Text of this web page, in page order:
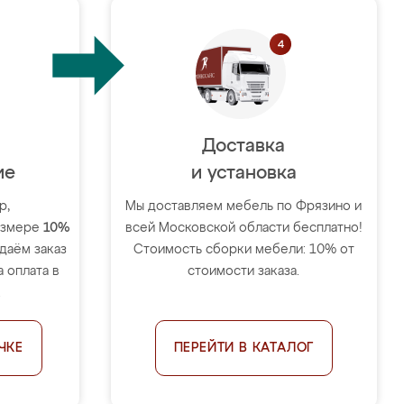
10%
заказ
оплата в
Доставка
и установка
Мы доставляем мебель по Фрязино и
всей Московской области бесплатно!
Стоимость сборки мебели: 10% от
стоимости заказа.
ПЕРЕЙТИ В КАТАЛОГ